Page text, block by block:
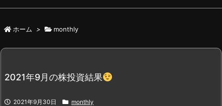
ホーム > monthly
2021年9月の株投資結果
2021年9月30日 monthly